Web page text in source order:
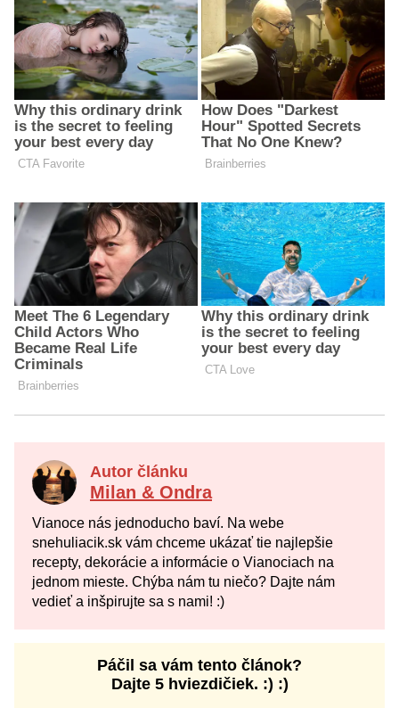
Autor článku
Milan & Ondra
Vianoce nás jednoducho baví. Na webe
snehuliacik.sk vám chceme ukázať tie najlepšie
recepty, dekorácie a informácie o Vianociach na
jednom mieste. Chýba nám tu niečo? Dajte nám
vedieť a inšpirujte sa s nami! :)
Páčil sa vám tento článok?
Dajte 5 hviezdičiek. :) :)